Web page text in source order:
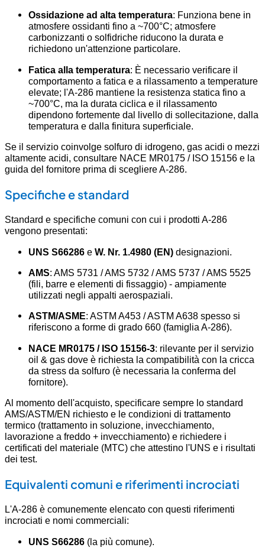
Ossidazione ad alta temperatura: Funziona bene in
atmosfere ossidanti fino a ~700°C; atmosfere
carbonizzanti o solfidriche riducono la durata e
richiedono un'attenzione particolare.
Fatica alla temperatura: È necessario verificare il
comportamento a fatica e a rilassamento a temperature
elevate; l'A-286 mantiene la resistenza statica fino a
~700°C, ma la durata ciclica e il rilassamento
dipendono fortemente dal livello di sollecitazione, dalla
temperatura e dalla finitura superficiale.
Se il servizio coinvolge solfuro di idrogeno, gas acidi o mezzi
altamente acidi, consultare NACE MR0175 / ISO 15156 e la
guida del fornitore prima di scegliere A-286.
Specifiche e standard
Standard e specifiche comuni con cui i prodotti A-286
vengono presentati:
UNS S66286 e W. Nr. 1.4980 (EN) designazioni.
AMS: AMS 5731 / AMS 5732 / AMS 5737 / AMS 5525
(fili, barre e elementi di fissaggio) - ampiamente
utilizzati negli appalti aerospaziali.
ASTM/ASME: ASTM A453 / ASTM A638 spesso si
riferiscono a forme di grado 660 (famiglia A-286).
NACE MR0175 / ISO 15156-3: rilevante per il servizio
oil & gas dove è richiesta la compatibilità con la cricca
da stress da solfuro (è necessaria la conferma del
fornitore).
Al momento dell'acquisto, specificare sempre lo standard
AMS/ASTM/EN richiesto e le condizioni di trattamento
termico (trattamento in soluzione, invecchiamento,
lavorazione a freddo + invecchiamento) e richiedere i
certificati del materiale (MTC) che attestino l'UNS e i risultati
dei test.
Equivalenti comuni e riferimenti incrociati
L'A-286 è comunemente elencato con questi riferimenti
incrociati e nomi commerciali:
UNS S66286 (la più comune).